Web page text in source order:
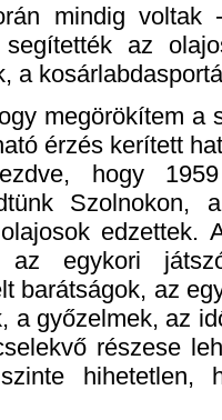
mindig voltak
az
a
megörökítem a
érzés kerített
hogy
Szolnokon,
edzettek.
az egykori
barátságok, az
a győzelmek, az
részese